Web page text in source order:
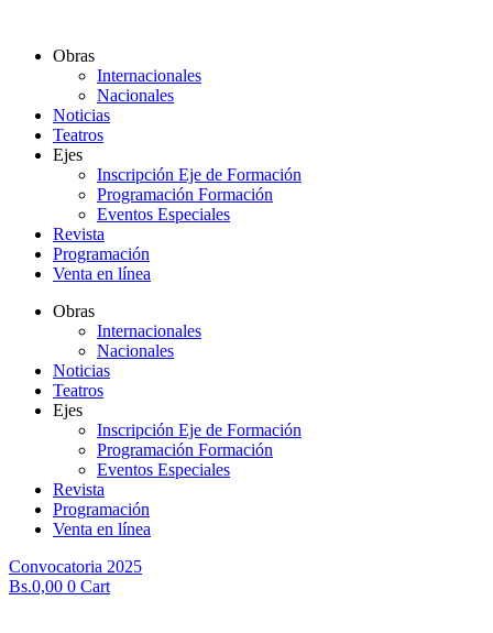
contenidoObras
Internacionales
Nacionales
Noticias
Teatros
Ejes
Inscripción Eje de Formación
Programación Formación
Eventos Especiales
Revista
Programación
Venta en línea
Obras
Internacionales
Nacionales
Noticias
Teatros
Ejes
Inscripción Eje de Formación
Programación Formación
Eventos Especiales
Revista
Programación
Venta en línea
Convocatoria 2025
Bs.0,00 0 Cart